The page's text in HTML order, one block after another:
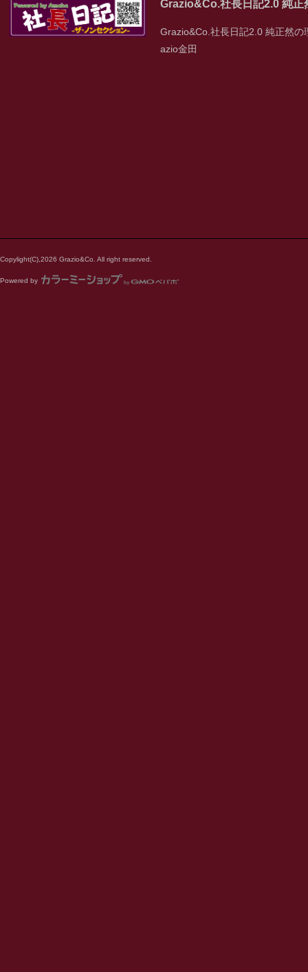
Grazio&Co.社長日記2.0 純正
Grazio&Co.社長日記2.0 純正然の
azio金田
Copylight(C),2026 Grazio&Co. All right reserved.
Powered by